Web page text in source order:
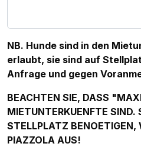
NB. Hunde sind in den
erlaubt, sie sind auf
Anfrage und gegen
BEACHTEN SIE, DASS
MIETUNTERKUENFTE SIND.
STELLPLATZ BENOETIGEN,
PIAZZOLA AUS!